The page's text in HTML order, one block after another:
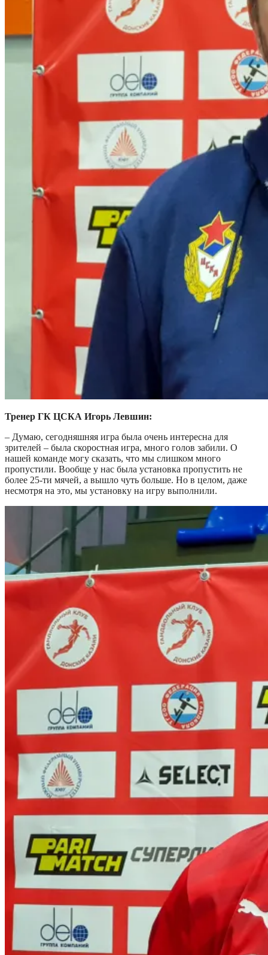
Тренер ГК ЦСКА Игорь Левшин:
– Думаю, сегодняшняя игра была очень интересна для
зрителей – была скоростная игра, много голов забили. О
нашей команде могу сказать, что мы слишком много
пропустили. Вообще у нас была установка пропустить не
более 25-ти мячей, а вышло чуть больше. Но в целом, даже
несмотря на это, мы установку на игру выполнили.